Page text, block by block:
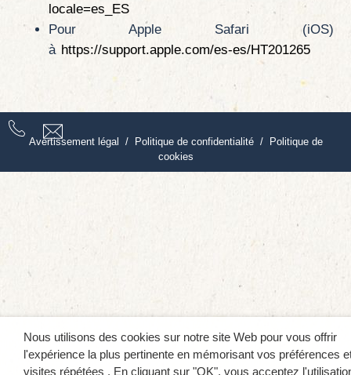
locale=es_ES
Pour Apple Safari (iOS)
à https://support.apple.com/es-es/HT201265
Avertissement légal / Politique de confidentialité/ Politique de
cookies
Nous utilisons des cookies sur notre site Web pour vous offrir
l'expérience la plus pertinente en mémorisant vos préférences
visites répétées . En cliquant sur "OK", vous acceptez